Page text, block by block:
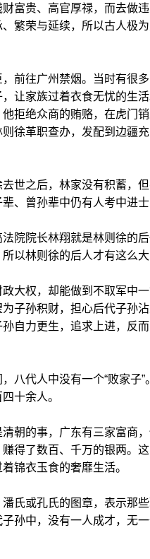
富贵、高官厚禄，而去做
繁荣与延续，所以古人极为
前往广州禁烟。当时有很
让家族过着衣食无忧的生
拒绝众商的贿赂，在虎门
徐革职查办，发配到边疆
世之后，林家没有积蓄，
、曾孙辈中仍有人考中进士
院院长林翔就是林则徐的
以林则徐的后人才有这么大
大权，却能做到不取军中
子孙积财，担心后代子孙沾
自力更生，追求上进，反
八代人中没有一个“败家子”
十余人。
朝的事，广东有三家富商
得了数百、千万的银两。
锦衣玉食的奢靡生活。
氏或孔氏的图章，表示那
孙中，没有一人成才，无